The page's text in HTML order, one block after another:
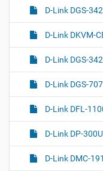
D-Link DGS-
D-Link DKVM-
D-Link DGS-
D-Link DGS-707
D-Link DFL-
D-Link DP-300U
D-Link DMC-